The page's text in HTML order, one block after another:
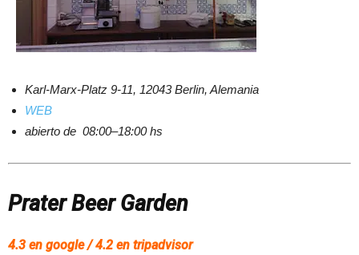
Karl-Marx-Platz 9-11, 12043 Berlin, Alemania
WEB
abierto de 08:00–18:00 hs
Prater Beer Garden
4.3 en google / 4.2 en tripadvisor